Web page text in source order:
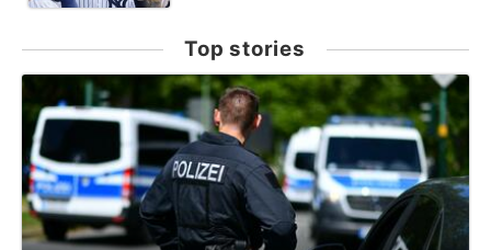
Top stories